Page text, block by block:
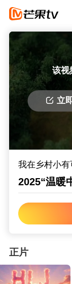
该视
立
我在乡村小有
2025“温暖
正片